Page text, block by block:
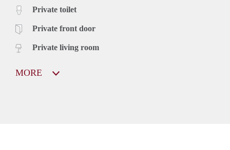
Private toilet
Private front door
Private living room
MORE